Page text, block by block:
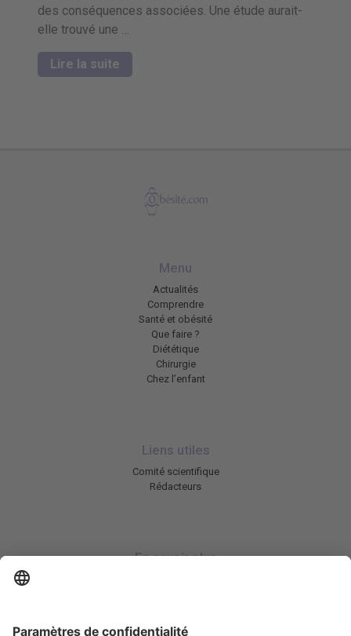
des conséquences associées. Une étude aurait-
elle trouvé une …
Lire la suite
Menu
Actualités
Comprendre
Santé et obésité
Que faire ?
Diététique
Chirurgie
Chez l’enfant
Liens utiles
Comité scientifique
Rédacteurs
En savoir plus